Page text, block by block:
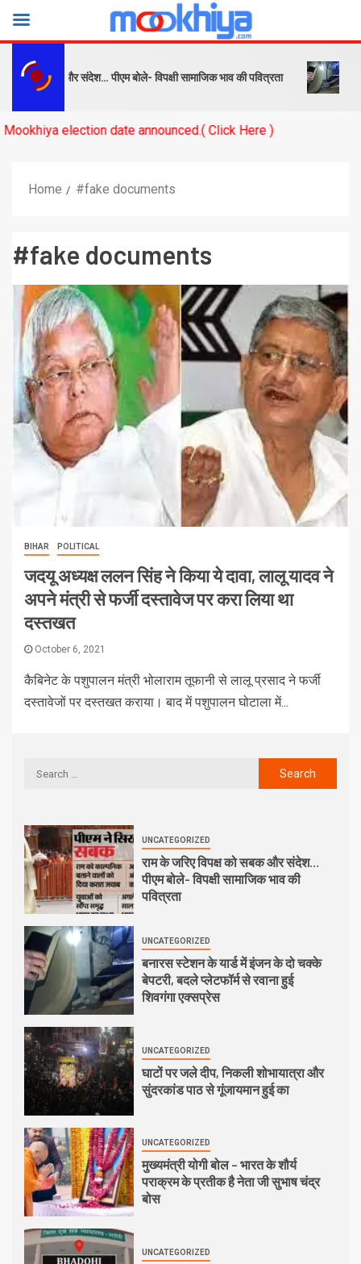
को सबक और संदेश… पीएम बोले- विपक्षी सामाजिक भाव की पवित्रता
election date announced.( Click Here )
Home #fake documents
#fake documents
BIHAR POLITICAL
जदयू अध्यक्ष ललन सिंह ने किया ये दावा, लालू यादव ने
अपने मंत्री से फर्जी दस्तावेज पर करा लिया था
दस्तखत
October 6, 2021
कैबिनेट के पशुपालन मंत्री भोलाराम तूफानी से लालू प्रसाद ने फर्जी
दस्तावेजों पर दस्तखत कराया। बाद में पशुपालन घोटाला में...
UNCATEGORIZED
राम के जरिए विपक्ष को सबक और संदेश…
पीएम बोले- विपक्षी सामाजिक भाव की
पवित्रता
UNCATEGORIZED
बनारस स्टेशन के यार्ड में इंजन के दो चक्के
बेपटरी, बदले प्लेटफॉर्म से रवाना हुई
शिवगंगा एक्सप्रेस
UNCATEGORIZED
घाटों पर जले दीप, निकली शोभायात्रा और
सुंदरकांड पाठ से गूंजायमान हुई का
UNCATEGORIZED
मुख्यमंत्री योगी बोल – भारत के शौर्य
पराक्रम के प्रतीक है नेता जी सुभाष चंद्र
बोस
UNCATEGORIZED